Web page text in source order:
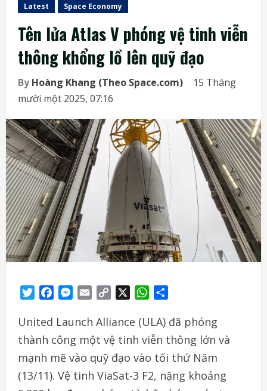
Latest Space Economy
Tên lửa Atlas V phóng vệ tinh viễn
thông khổng lồ lên quỹ đạo
ByHoàng Khang (Theo Space.com)
15 Tháng
mười một 2025, 07:16
TwitterFacebookMessenger
Email
Copy
WhatsApp
United Launch Alliance (ULA) đã phóng
thành công một vệ tinh viễn thông lớn và
mạnh mẽ vào quỹ đạo vào tối thứ Năm
(13/11). Vệ tinh ViaSat-3 F2, nặng khoảng